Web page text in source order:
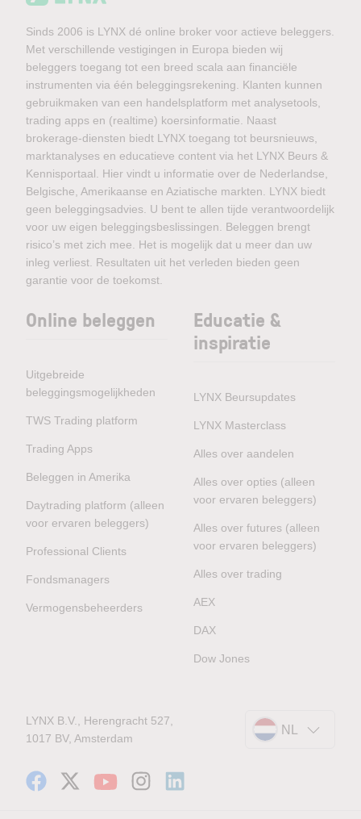
Sinds 2006 is LYNX dé online broker voor actieve beleggers.
Met verschillende vestigingen in Europa bieden wij
beleggers toegang tot een breed scala aan financiële
instrumenten via één beleggingsrekening. Klanten kunnen
gebruikmaken van een handelsplatform met analysetools,
trading apps en (realtime) koersinformatie. Naast
brokerage-diensten biedt LYNX toegang tot beursnieuws,
marktanalyses en educatieve content via het LYNX Beurs &
Kennisportaal. Hier vindt u informatie over de Nederlandse,
Belgische, Amerikaanse en Aziatische markten. LYNX biedt
geen beleggingsadvies. U bent te allen tijde verantwoordelijk
voor uw eigen beleggingsbeslissingen. Beleggen brengt
risico’s met zich mee. Het is mogelijk dat u meer dan uw
inleg verliest. Resultaten uit het verleden bieden geen
garantie voor de toekomst.
Online beleggen
Uitgebreide
beleggingsmogelijkheden
TWS Trading platform
Trading Apps
Beleggen in Amerika
Daytrading platform (alleen
voor ervaren beleggers)
Professional Clients
Fondsmanagers
Vermogensbeheerders
Educatie &
inspiratie
LYNX Beursupdates
LYNX Masterclass
Alles over aandelen
Alles over opties (alleen
voor ervaren beleggers)
Alles over futures (alleen
voor ervaren beleggers)
Alles over trading
AEX
DAX
Dow Jones
LYNX B.V., Herengracht 527,
1017 BV, Amsterdam
NL